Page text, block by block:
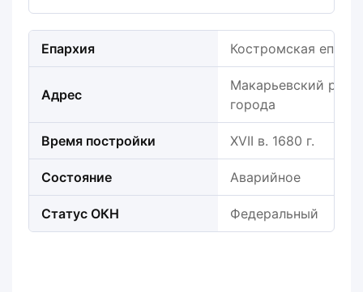
Епархия Костромская
Адрес
Макарьевский
города
Время постройки XVII в. 1680 г.
Состояние Аварийное
Статус ОКН Федеральный